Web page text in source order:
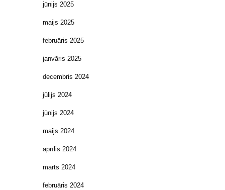
jūnijs 2025
maijs 2025
februāris 2025
janvāris 2025
decembris 2024
jūlijs 2024
jūnijs 2024
maijs 2024
aprīlis 2024
marts 2024
februāris 2024